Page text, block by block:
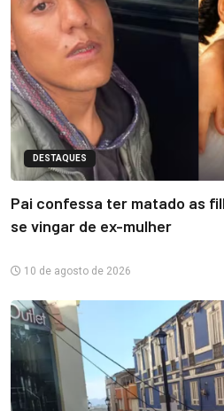
DESTAQUES
Pai confessa ter matado as
se vingar de ex-mulher
10 de agosto de 2026